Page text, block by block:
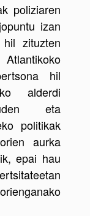
poliziaren
izan
zituzten
hil
alderdi
eta
politikak
aurka
epai hau